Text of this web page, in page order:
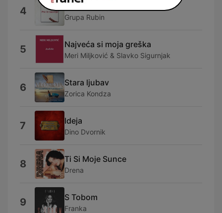
4 Pre ili Kasnije
Grupa Rubin
5 Najveća si moja greška
Meri Miljković & Slavko Sigurnjak
6 Stara ljubav
Zorica Kondza
7 Ideja
Dino Dvornik
8 Ti Si Moje Sunce
Drena
9 S Tobom
Franka